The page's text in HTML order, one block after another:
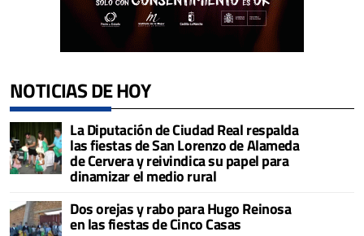
NOTICIAS DE HOY
La Diputación de Ciudad Real respalda
las fiestas de San Lorenzo de Alameda
de Cervera y reivindica su papel para
dinamizar el medio rural
Dos orejas y rabo para Hugo Reinosa
en las fiestas de Cinco Casas